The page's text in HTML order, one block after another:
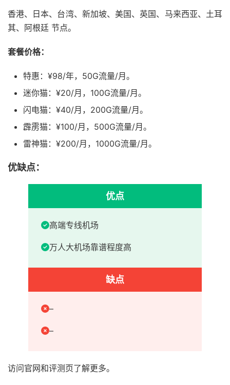
香港、日本、台湾、新加坡、美国、英国、马来西亚、土耳
其、阿根廷 节点。
套餐价格：
特惠：¥98/年，50G流量/月。
迷你猫：¥20/月，100G流量/月。
闪电猫：¥40/月，200G流量/月。
霹雳猫：¥100/月，500G流量/月。
雷神猫：¥200/月，1000G流量/月。
优缺点：
优点
高端专线机场
万人大机场靠谱程度高
缺点
–
–
访问官网和评测页了解更多。